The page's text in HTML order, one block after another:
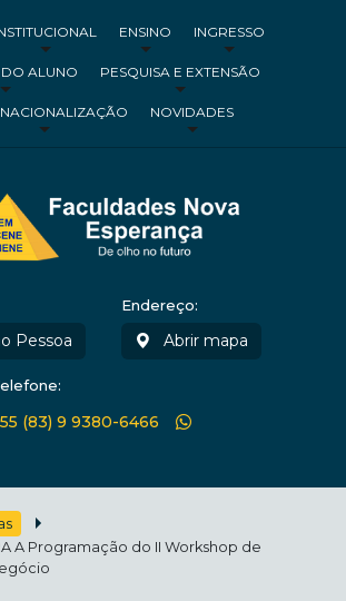
ENSINO INGRESSO
ALUNO PESQUISA E EXTENSÃO
NOVIDADES
Pessoa
Endereço:
Abrir mapa
(83) 9 9380-6466
A Programação do II Workshop de